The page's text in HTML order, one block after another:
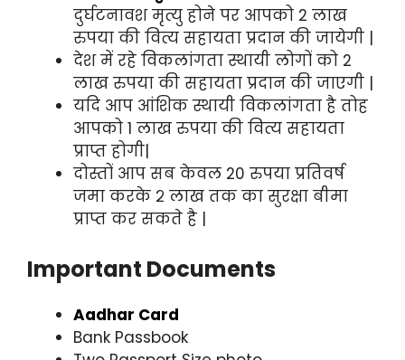
दुर्घटनावश मृत्यु होने पर आपको 2 लाख
रुपया की वित्य सहायता प्रदान की जायेगी |
देश में रहे विकलांगता स्थायी लोगों को 2
लाख रुपया की सहायता प्रदान की जाएगी |
यदि आप आंशिक स्थायी विकलांगता है तोह
आपको 1 लाख रुपया की वित्य सहायता
प्राप्त होगी|
दोस्तों आप सब केवल 20 रुपया प्रतिवर्ष
जमा करके २ लाख तक का सुरक्षा बीमा
प्राप्त कर सकते है |
Important Documents
Aadhar Card
Bank Passbook